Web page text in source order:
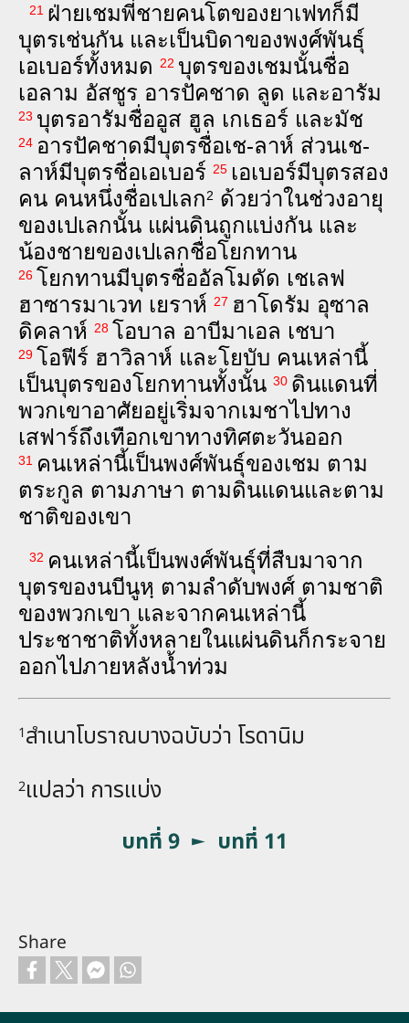
21 ฝ่าย​เชม​พี่‍ชาย​คน​โต​ของ​ยา‌เฟท​ก็​มี​
บุตร​เช่น‍กัน และ​เป็น​บิดา​ของ​พงศ์‍พันธุ์​
เอ‌เบอร์​ทั้ง‍หมด
22 บุตร​ของ​เชม​นั้น​ชื่อ​
เอ‌ลาม อัส‌ชูร อาร‌ปัค‌ชาด ลูด และ​อา‌รัม
23 บุตร​อา‌รัม​ชื่อ​อูส ฮูล เก‌เธอร์ และ​มัช
24 อาร‌ปัค‌ชาด​มี​บุตร​ชื่อ​เช-ลาห์ ส่วน​เช-
ลาห์​มี​บุตร​ชื่อ​เอ‌เบอร์ 25 เอ‌เบอร์​มี​บุตร​สอง​
คน คน​หนึ่ง​ชื่อ​เป‌เลก2 ด้วย‍ว่า​ใน​ช่วง‍อายุ​
ของ​เป‌เลก​นั้น แผ่นดิน​ถูก​แบ่ง​กัน และ​
น้อง‍ชาย​ของ​เป‌เลก​ชื่อ​โยก‌ทาน
26 โยก‌ทาน​มี​บุตร​ชื่อ​อัล‌โม‌ดัด เช‌เลฟ
ฮา‌ซาร‌มา‌เวท เย‌ราห์
27 ฮา‌โด‌รัม อุ‌ซาล
ดิค‌ลาห์
28 โอ‌บาล อา‌บี‌มา‌เอล เช‌บา
29 โอ‌ฟีร์ ฮา‌วิ‌ลาห์ และ​โย‌บับ คน​เหล่า‍นี้​
เป็น​บุตร​ของ​โยก‌ทาน​ทั้ง‍นั้น 30 ดิน‍แดน​ที่​
พวก‍เขา​อาศัย​อยู่​เริ่ม​จาก​เม‌ชา​ไป​ทาง​
เส‌ฟาร์​ถึง​เทือก‍เขา​ทาง​ทิศ​ตะ‌วัน‍ออก
31 คน​เหล่า‍นี้​เป็น​พงศ์‍พันธุ์​ของ​เชม ตาม​
ตระ‌กูล ตาม​ภาษา ตาม​ดิน‍แดน​และ​ตาม​
ชาติ​ของ​เขา
32 คน​เหล่า‍นี้​เป็น​พงศ์‍พันธุ์​ที่​สืบ‍มา​จาก​
บุตร​ของ​นบี​นูหฺ ตาม​ลำ‌ดับ‍พงศ์ ตาม​ชาติ​
ของ​พวก‍เขา และ​จาก​คน​เหล่า‍นี้​
ประ‌ชา‍ชาติ​ทั้ง‍หลาย​ใน​แผ่น‍ดิน​ก็​กระ‌จาย​
ออก​ไป​ภาย‍หลัง​น้ำ‍ท่วม
1สำเนาโบราณบางฉบับว่า โรดานิม
2แปลว่า การแบ่ง
บทที่ 9 ► บทที่ 11
Share